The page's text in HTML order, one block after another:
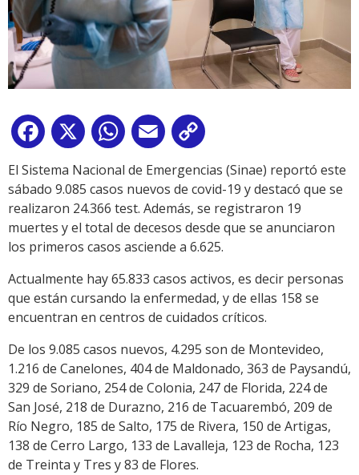
Facebook
X WhatsApp
Email
Link
El Sistema Nacional de Emergencias (Sinae) reportó este
sábado 9.085 casos nuevos de covid-19 y destacó que se
realizaron 24.366 test. Además, se registraron 19
muertes y el total de decesos desde que se anunciaron
los primeros casos asciende a 6.625.
Actualmente hay 65.833 casos activos, es decir personas
que están cursando la enfermedad, y de ellas 158 se
encuentran en centros de cuidados críticos.
De los 9.085 casos nuevos, 4.295 son de Montevideo,
1.216 de Canelones, 404 de Maldonado, 363 de Paysandú,
329 de Soriano, 254 de Colonia, 247 de Florida, 224 de
San José, 218 de Durazno, 216 de Tacuarembó, 209 de
Río Negro, 185 de Salto, 175 de Rivera, 150 de Artigas,
138 de Cerro Largo, 133 de Lavalleja, 123 de Rocha, 123
de Treinta y Tres y 83 de Flores.